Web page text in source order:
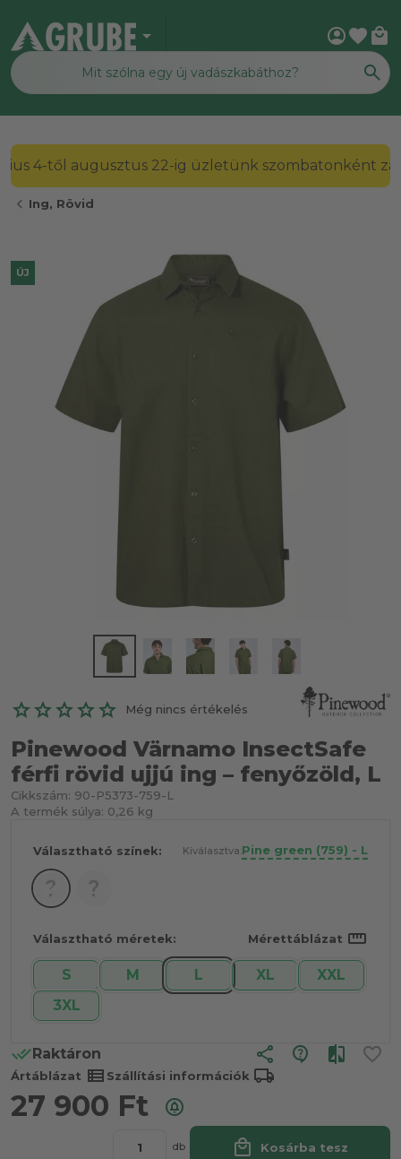
arrow_drop_down account_circlefavorite local_mall
2026. július 4-től augusztus 22-ig üzletünk
chevron_left Ing, Rövid
ÚJ
Még nincs értékelés
Pinewood Värnamo InsectSafe
férfi rövid ujjú ing – fenyőzöld, L
Cikkszám: 90-P5373-759-L
A termék súlya: 0,26 kg
Választható színek: Kiválasztva:Pine green (759) - L
Választható méretek: Mérettáblázat straighten
S M L XL
XXL
3XL
Raktáron share
Ártáblázat view_list Szállítási információk local_shipping
27 900 Ft
db local_mall Kosárba tesz